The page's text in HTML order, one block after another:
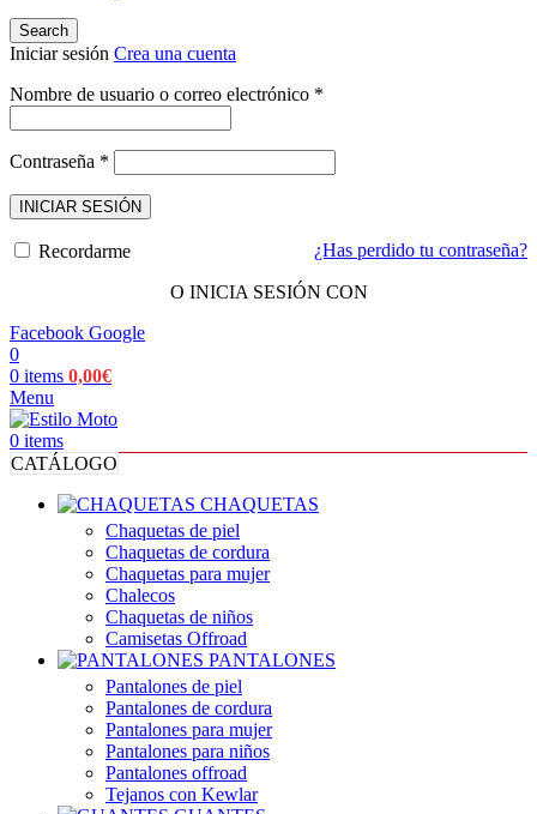
Search
Iniciar sesión Crea una cuenta
Nombre de usuario o correo electrónico *
Contraseña *
INICIAR SESIÓN
¿Has perdido tu contraseña?
Recordarme
O INICIA SESIÓN CON
Facebook Google
0
0 items 0,00€
Menu
0 items
CATÁLOGO
CHAQUETAS
Chaquetas de piel
Chaquetas de cordura
Chaquetas para mujer
Chalecos
Chaquetas de niños
Camisetas Offroad
PANTALONES
Pantalones de piel
Pantalones de cordura
Pantalones para mujer
Pantalones para niños
Pantalones offroad
Tejanos con Kewlar